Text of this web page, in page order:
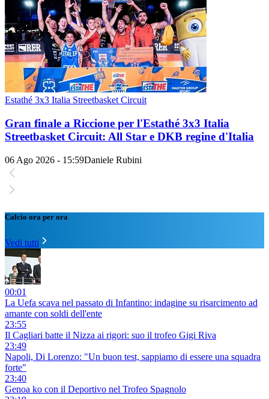
Estathé 3x3 Italia Streetbasket Circuit
Gran finale a Riccione per l'Estathé 3x3 Italia
Streetbasket Circuit: All Star e DKB regine d'Italia
06 Ago 2026 - 15:59Daniele Rubini
Calcio ora per ora
Vedi tutti
00:01
La Uefa scava nel passato di Infantino: indagine su risarcimento ad
amante con soldi dell'ente
23:55
Il Cagliari batte il Nizza ai rigori: suo il trofeo Gigi Riva
23:49
Napoli, Di Lorenzo: "Un buon test, sappiamo di essere una squadra
forte"
23:40
Genoa ko con il Deportivo nel Trofeo Spagnolo